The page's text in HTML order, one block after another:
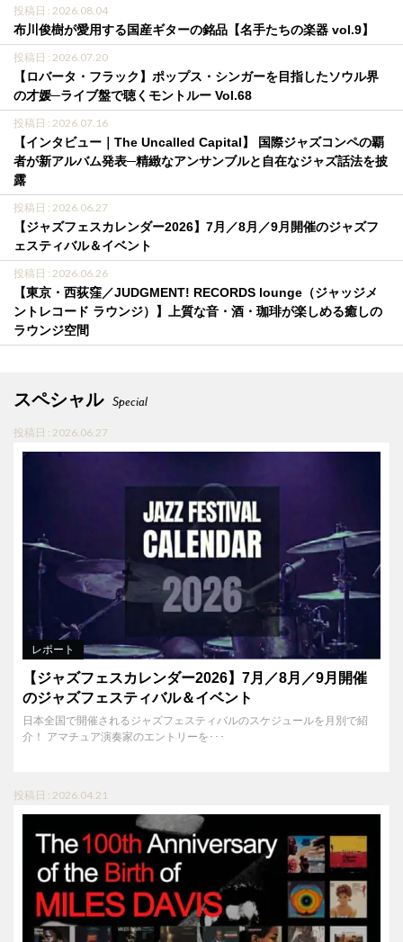
投稿日 : 2026.08.04
布川俊樹が愛用する国産ギターの銘品【名手たちの楽器 vol.9】
投稿日 : 2026.07.20
【ロバータ・フラック】ポップス・シンガーを目指したソウル界
の才媛─ライブ盤で聴くモントルー Vol.68
投稿日 : 2026.07.16
【インタビュー｜The Uncalled Capital】 国際ジャズコンペの覇
者が新アルバム発表─精緻なアンサンブルと自在なジャズ話法を披
露
投稿日 : 2026.06.27
【ジャズフェスカレンダー2026】7月／8月／9月開催のジャズフ
ェスティバル＆イベント
投稿日 : 2026.06.26
【東京・西荻窪／JUDGMENT! RECORDS lounge（ジャッジメ
ントレコード ラウンジ）】上質な音・酒・珈琲が楽しめる癒しの
ラウンジ空間
スペシャル Special
投稿日 : 2026.06.27
レポート
【ジャズフェスカレンダー2026】7月／8月／9月開催
のジャズフェスティバル＆イベント
日本全国で開催されるジャズフェスティバルのスケジュールを月別で紹
介！ アマチュア演奏家のエントリーを･･･
投稿日 : 2026.04.21